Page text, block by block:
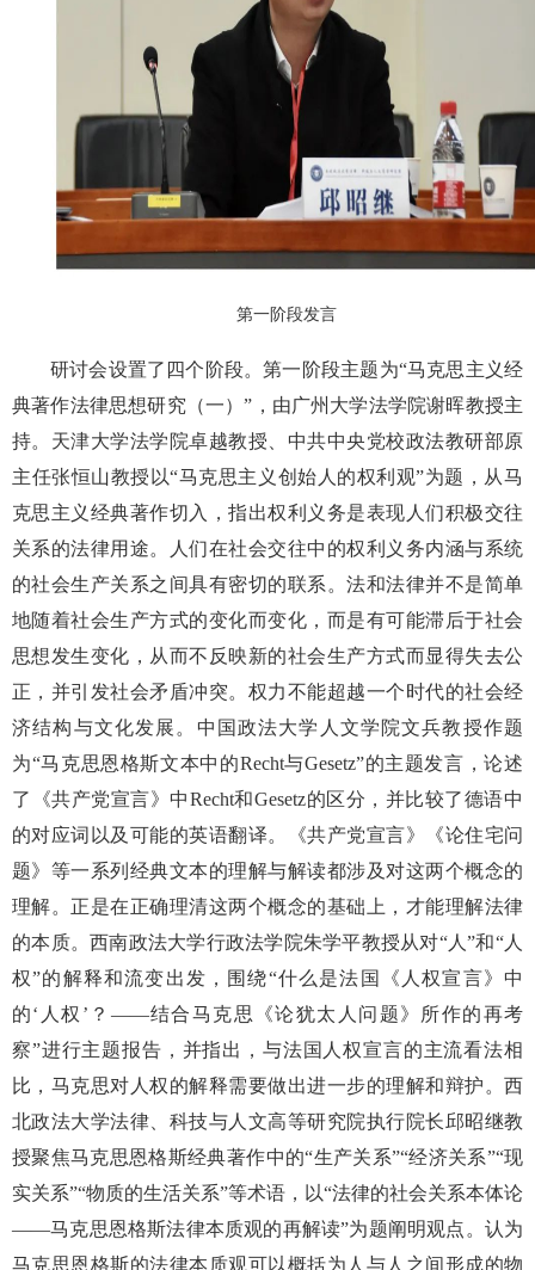
第一阶段发言
研讨会设置了四个阶段。第一阶段主题为“马克思主义经
典著作法律思想研究（一）”，由广州大学法学院谢晖教授主
持。天津大学法学院卓越教授、中共中央党校政法教研部原
主任张恒山教授以“马克思主义创始人的权利观”为题，从马
克思主义经典著作切入，指出权利义务是表现人们积极交往
关系的法律用途。人们在社会交往中的权利义务内涵与系统
的社会生产关系之间具有密切的联系。法和法律并不是简单
地随着社会生产方式的变化而变化，而是有可能滞后于社会
思想发生变化，从而不反映新的社会生产方式而显得失去公
正，并引发社会矛盾冲突。权力不能超越一个时代的社会经
济结构与文化发展。中国政法大学人文学院文兵教授作题
为“马克思恩格斯文本中的Recht与Gesetz”的主题发言，论述
了《共产党宣言》中Recht和Gesetz的区分，并比较了德语中
的对应词以及可能的英语翻译。《共产党宣言》《论住宅问
题》等一系列经典文本的理解与解读都涉及对这两个概念的
理解。正是在正确理清这两个概念的基础上，才能理解法律
的本质。西南政法大学行政法学院朱学平教授从对“人”和“人
权”的解释和流变出发，围绕“什么是法国《人权宣言》中
的‘人权’？——结合马克思《论犹太人问题》所作的再考
察”进行主题报告，并指出，与法国人权宣言的主流看法相
比，马克思对人权的解释需要做出进一步的理解和辩护。西
北政法大学法律、科技与人文高等研究院执行院长邱昭继教
授聚焦马克思恩格斯经典著作中的“生产关系”“经济关系”“现
实关系”“物质的生活关系”等术语，以“法律的社会关系本体论
——马克思恩格斯法律本质观的再解读”为题阐明观点。认为
马克思恩格斯的法律本质观可以概括为人与人之间形成的物